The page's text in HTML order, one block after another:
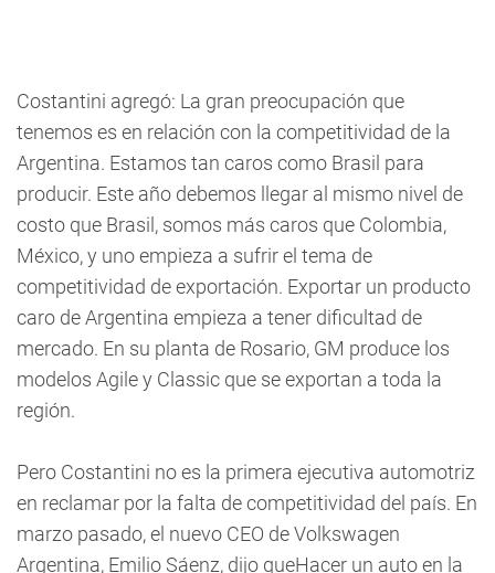
Costantini agregó: La gran preocupación que
tenemos es en relación con la competitividad de la
Argentina. Estamos tan caros como Brasil para
producir. Este año debemos llegar al mismo nivel de
costo que Brasil, somos más caros que Colombia,
México, y uno empieza a sufrir el tema de
competitividad de exportación. Exportar un producto
caro de Argentina empieza a tener dificultad de
mercado. En su planta de Rosario, GM produce los
modelos Agile y Classic que se exportan a toda la
región.
Pero Costantini no es la primera ejecutiva automotriz
en reclamar por la falta de competitividad del país. En
marzo pasado, el nuevo CEO de Volkswagen
Argentina, Emilio Sáenz, dijo queHacer un auto en la